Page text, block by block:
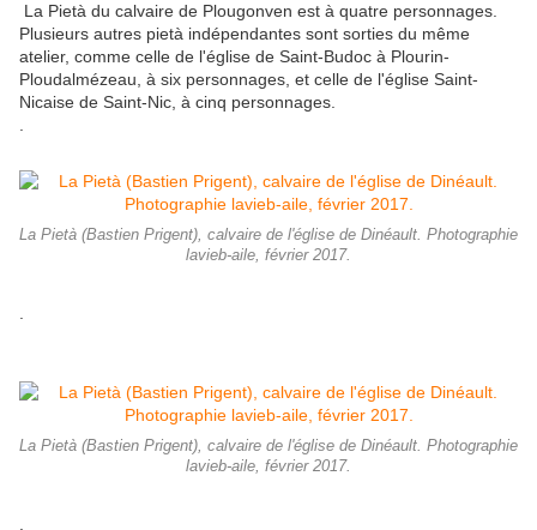
La Pietà du calvaire de Plougonven est à quatre personnages.
Plusieurs autres pietà indépendantes sont sorties du même
atelier, comme celle de l'église de Saint-Budoc à Plourin-
Ploudalmézeau, à six personnages, et celle de l'église Saint-
Nicaise de Saint-Nic, à cinq personnages.
La Pietà (Bastien Prigent), calvaire de l'église de Dinéault. Photographie
lavieb-aile, février 2017.
La Pietà (Bastien Prigent), calvaire de l'église de Dinéault. Photographie
lavieb-aile, février 2017.